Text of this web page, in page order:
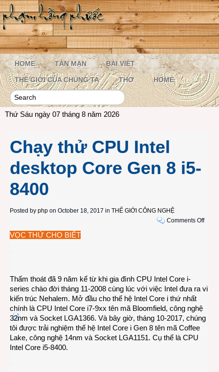
HOME TẢN MẠN BÀI VIẾT
THẾ GIỚI CỦA CHÚNG TA THƠ HOME
Thứ Sáu ngày 07 tháng 8 năm 2026
Chạy thử CPU Intel
desktop Core Gen 8 i5-
8400
Posted by php on October 18, 2017 in THẾ GIỚI CÔNG NGHỆ
Comments Offon
Gen
8400
VỌC THỬ CHO BIẾT
Thấm thoát đã 9 năm kể từ khi gia đình CPU Intel Core i-
series chào đời tháng 11-2008 cùng lúc với việc Intel đưa ra vi
kiến trúc Nehalem. Mở đầu cho thế hệ Intel Core i thứ nhất
chính là CPU Intel Core i7-9xx tên mã Bloomfield, công nghệ
32nm và Socket LGA1366. Và bây giờ, tháng 10-2017, chúng
tôi được trải nghiệm thế hệ Intel Core i Gen 8 tên mã Coffee
Lake, công nghệ 14nm và Socket LGA1151. Cụ thể là CPU
Intel Core i5-8400.